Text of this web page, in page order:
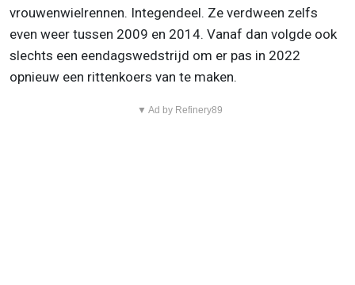
vrouwenwielrennen. Integendeel. Ze verdween zelfs
even weer tussen 2009 en 2014. Vanaf dan volgde ook
slechts een eendagswedstrijd om er pas in 2022
opnieuw een rittenkoers van te maken.
▼ Ad by Refinery89